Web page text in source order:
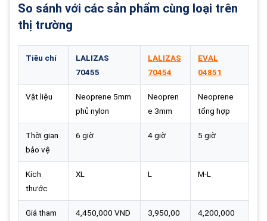
So sánh với các sản phẩm cùng loại trên
thị trường
Tiêu chí
LALIZAS
70455
LALIZAS
70454
EVAL
04851
Vật liệu
Neoprene 5mm
phủ nylon
Neopren
e 3mm
Neoprene
tổng hợp
Thời gian
bảo vệ
6 giờ 4 giờ 5 giờ
Kích
thước
XL L M-L
Giá tham
4,450,000 VND
3,950,00
4,200,000